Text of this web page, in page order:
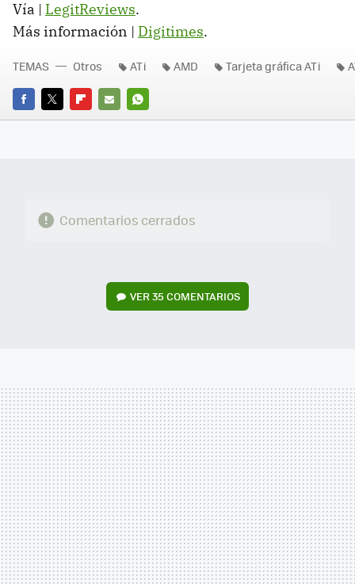
Vía | LegitReviews.
Más información | Digitimes.
FACEBOOK
TWITTERFLIPBOARD
E-
WHATSAPP
TEMAS Otros ATi AMD Tarjeta gráfica ATi
Comentarios cerrados
VER35 COMENTARIOS